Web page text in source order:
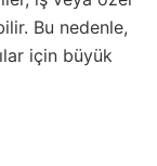
Bu nedenle,
için büyük